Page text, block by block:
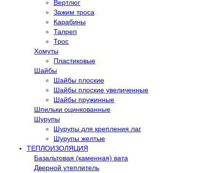
Вертлюг
Зажим троса
Карабины
Талреп
Трос
Хомуты
Пластиковые
Шайбы
Шайбы плоские
Шайбы плоские увеличенные
Шайбы пружинные
Шпильки оцинкованные
Шурупы
Шурупы для крепления лаг
Шурупы желтые
ТЕПЛОИЗОЛЯЦИЯ
Базальтовая (каменная) вата
Дверной утеплитель